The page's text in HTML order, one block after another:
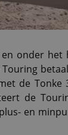
onder het
de Tonke
de
en